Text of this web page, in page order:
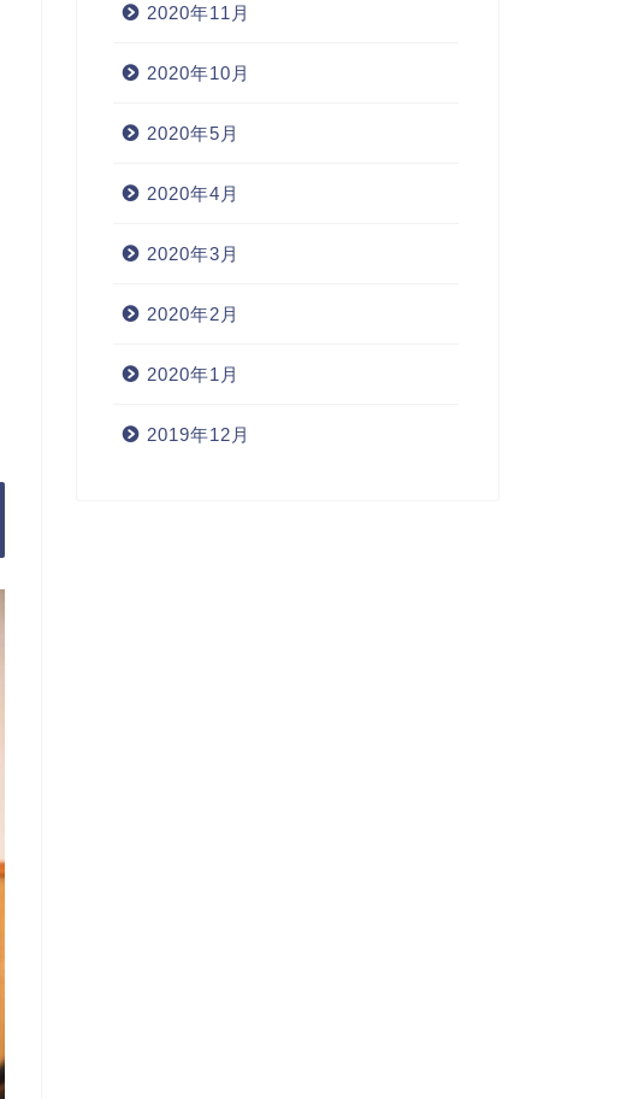
2020年11月
2020年10月
2020年5月
2020年4月
2020年3月
2020年2月
2020年1月
2019年12月